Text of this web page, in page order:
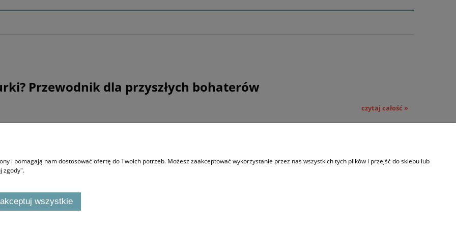
Przewodnik dla przyszłych bohaterów
czytaj całość »
i pomagają nam dostosować ofertę do Twoich potrzeb. Możesz zaakceptować wykorzystanie przez nas wszystkich tych plików i przejść do sklepu lub
zgody".
wszystkie